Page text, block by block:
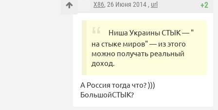
+2
X86, 26 Июня 2014 , url
Ниша Украины СТЫК — "
на стыке миров" — из этого
можно получать реальный
доход.
А Россия тогда что? )))
БольшойСТЫК?